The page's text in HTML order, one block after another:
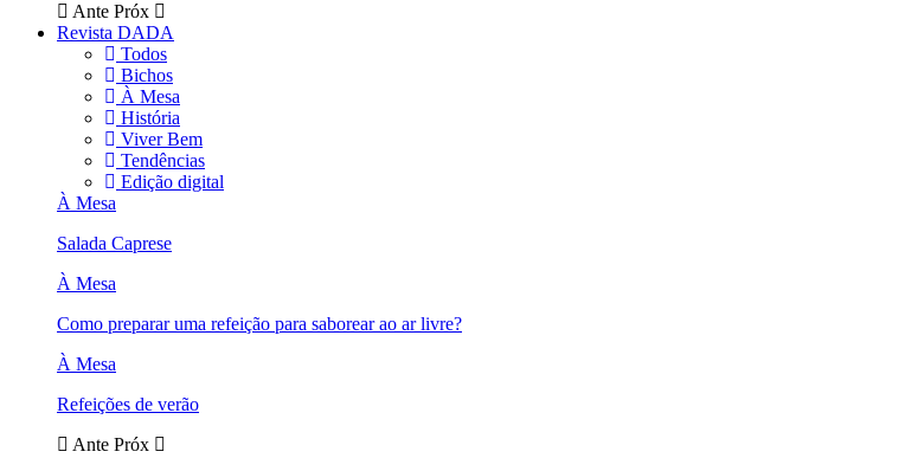
Ante Próx
Revista DADA
Todos
Bichos
À Mesa
História
Viver Bem
Tendências
Edição digital
À Mesa
Salada Caprese
À Mesa
Como preparar uma refeição para saborear ao ar livre?
À Mesa
Refeições de verão
Ante Próx